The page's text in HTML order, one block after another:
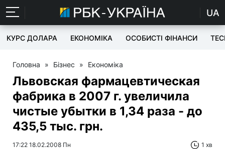
UA
КУРС ДОЛАРА ЕКОНОМІКА ОСОБИСТІ ФІНАНСИ
Головна » Бізнес » Економіка
Львовская фармацевтическая
фабрика в 2007 г. увеличила
чистые убытки в 1,34 раза - до
435,5 тыс. грн.
17:22 18.02.2008 Пн 1 хв